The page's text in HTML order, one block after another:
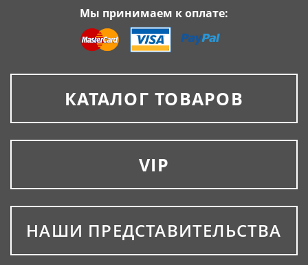
Мы принимаем к оплате:
КАТАЛОГ ТОВАРОВ
VIP
НАШИ ПРЕДСТАВИТЕЛЬСТВА